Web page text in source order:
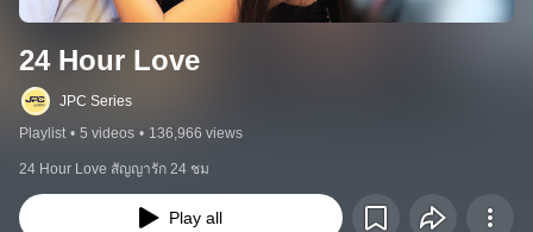
24 Hour Love
JPC Series
Playlist • 5 videos • 136,966 views
24 Hour Love สัญญารัก 24 ชม
Play all